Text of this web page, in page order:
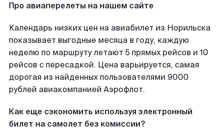
Про авиаперелеты на нашем сайте
Календарь низких цен на авиабилет из Норильска
показывает выгодные месяца в году, каждую
неделю по маршруту летают 5 прямых рейсов и 10
рейсов с пересадкой. Цена варьируется, самая
дорогая из найденных пользователями 9000
рублей авиакомпанией Аэрофлот.
Как еще сэкономить используя электронный
билет на самолет без комиссии?